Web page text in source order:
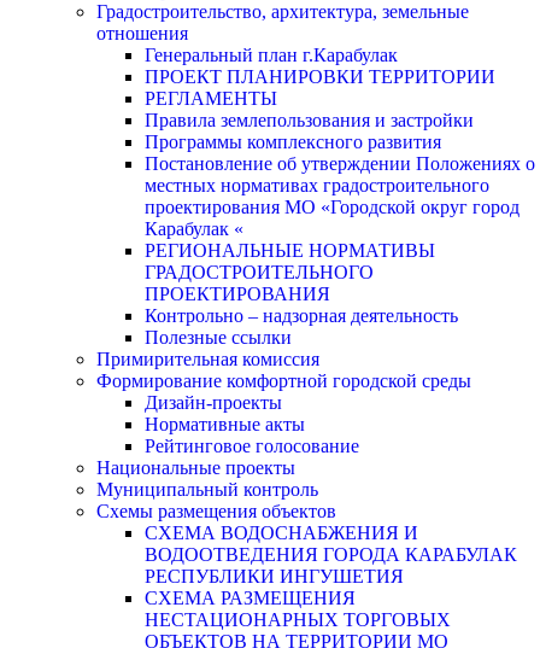
Градостроительство, архитектура, земельные
отношения
Генеральный план г.Карабулак
ПРОЕКТ ПЛАНИРОВКИ ТЕРРИТОРИИ
РЕГЛАМЕНТЫ
Правила землепользования и застройки
Программы комплексного развития
Постановление об утверждении Положениях о
местных нормативах градостроительного
проектирования МО «Городской округ город
Карабулак «
РЕГИОНАЛЬНЫЕ НОРМАТИВЫ
ГРАДОСТРОИТЕЛЬНОГО
ПРОЕКТИРОВАНИЯ
Контрольно – надзорная деятельность
Полезные ссылки
Примирительная комиссия
Формирование комфортной городской среды
Дизайн-проекты
Нормативные акты
Рейтинговое голосование
Национальные проекты
Муниципальный контроль
Схемы размещения объектов
СХЕМА ВОДОСНАБЖЕНИЯ И
ВОДООТВЕДЕНИЯ ГОРОДА КАРАБУЛАК
РЕСПУБЛИКИ ИНГУШЕТИЯ
СХЕМА РАЗМЕЩЕНИЯ
НЕСТАЦИОНАРНЫХ ТОРГОВЫХ
ОБЪЕКТОВ НА ТЕРРИТОРИИ МО